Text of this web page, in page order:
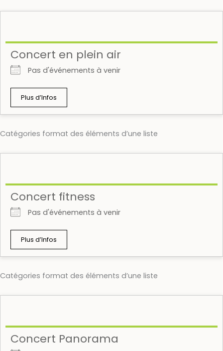
Concert en plein air
Pas d'événements à venir
Plus d’Infos
Catégories format des éléments d’une liste
Concert fitness
Pas d'événements à venir
Plus d’Infos
Catégories format des éléments d’une liste
Concert Panorama